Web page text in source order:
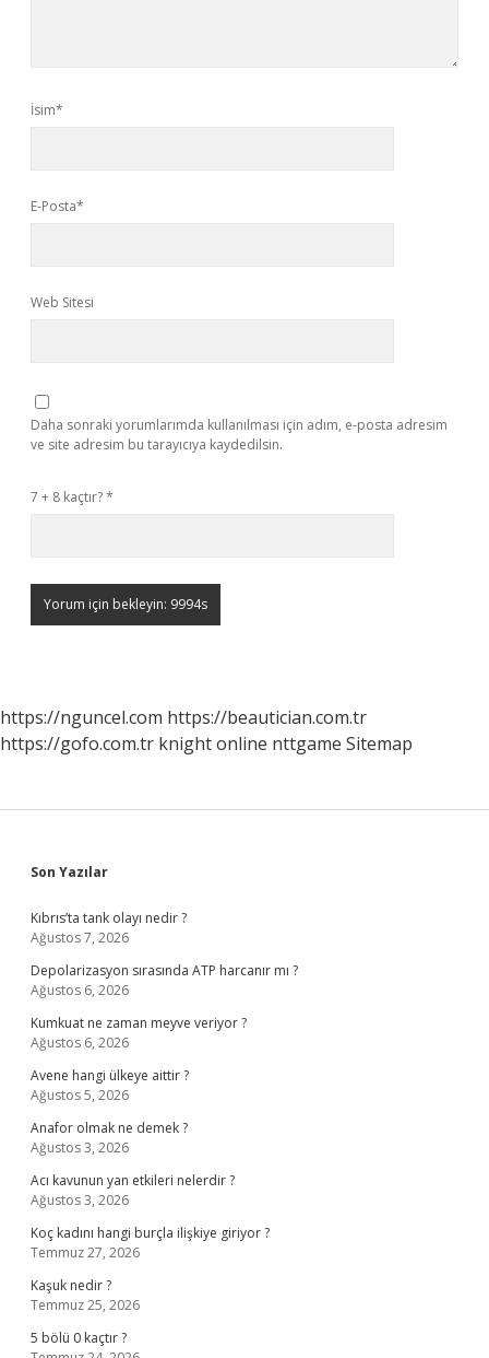
İsim*
E-Posta*
Web Sitesi
Daha sonraki yorumlarımda kullanılması için adım, e-posta adresim
ve site adresim bu tarayıcıya kaydedilsin.
7 + 8 kaçtır?*
https://nguncel.com https://beautician.com.tr
https://gofo.com.tr knight online nttgame Sitemap
Sidebar
Son Yazılar
Kıbrıs’ta tank olayı nedir ?
Ağustos 7, 2026
Depolarizasyon sırasında ATP harcanır mı ?
Ağustos 6, 2026
Kumkuat ne zaman meyve veriyor ?
Ağustos 6, 2026
Avene hangi ülkeye aittir ?
Ağustos 5, 2026
Anafor olmak ne demek ?
Ağustos 3, 2026
Acı kavunun yan etkileri nelerdir ?
Ağustos 3, 2026
Koç kadını hangi burçla ilişkiye giriyor ?
Temmuz 27, 2026
Kaşuk nedir ?
Temmuz 25, 2026
5 bölü 0 kaçtır ?